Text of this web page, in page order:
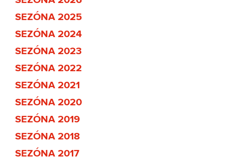
SEZÓNA 2025
SEZÓNA 2024
SEZÓNA 2023
SEZÓNA 2022
SEZÓNA 2021
SEZÓNA 2020
SEZÓNA 2019
SEZÓNA 2018
SEZÓNA 2017